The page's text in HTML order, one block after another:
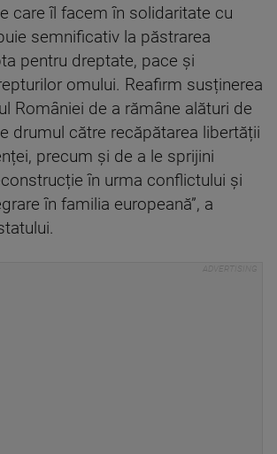
care îl facem în solidaritate cu
semnificativ la păstrarea
pentru dreptate, pace și
omului. Reafirm susținerea
României de a rămâne alături de
drumul către recăpătarea libertății
precum și de a le sprijini
în urma conflictului și
în familia europeană”, a